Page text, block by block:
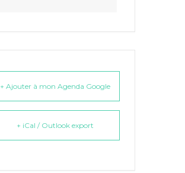
+ Ajouter à mon Agenda Google
+ iCal / Outlook export